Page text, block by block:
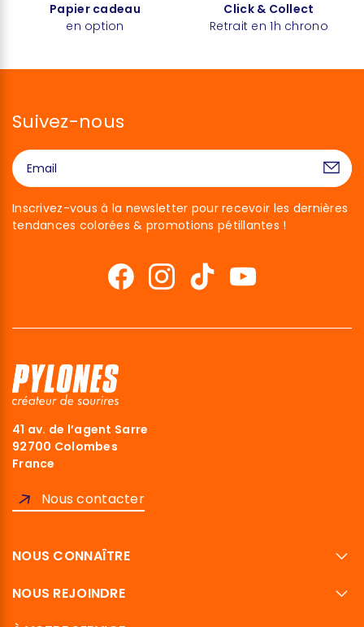
Papier cadeau
en option
Click & Collect
Retrait en 1h chrono
Suivez-nous
Inscrivez-vous à la newsletter pour recevoir les dernières
tendances colorées & promotions pétillantes !
41 av. de l’agent Sarre
92700 Colombes
France
Nous contacter
NOUS CONNAÎTRE
NOUS REJOINDRE